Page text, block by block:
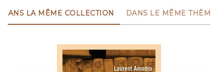
DANS LA MÊME COLLECTION DANS LE MÊME THÈME